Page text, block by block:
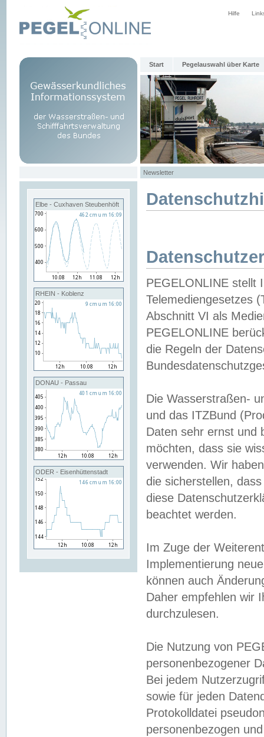
Hilfe
Start Pegelauswahl über Karte
Newsletter
Elbe - Cuxhaven Steubenhöft
RHEIN - Koblenz
DONAU - Passau
ODER - Eisenhüttenstadt
PEGELONLINE stellt
Telemediengesetzes
Abschnitt VI als
PEGELONLINE
die Regeln der
Die Wasserstraßen-
und das ITZBund
Daten sehr ernst und
möchten, dass sie
verwenden. Wir
die sicherstellen,
diese
beachtet werden.
Im Zuge der
Implementierung
können auch
Daher empfehlen wir
durchzulesen.
Die Nutzung von
personenbezogener
Bei jedem
sowie für jeden
Protokolldatei
personenbezogen